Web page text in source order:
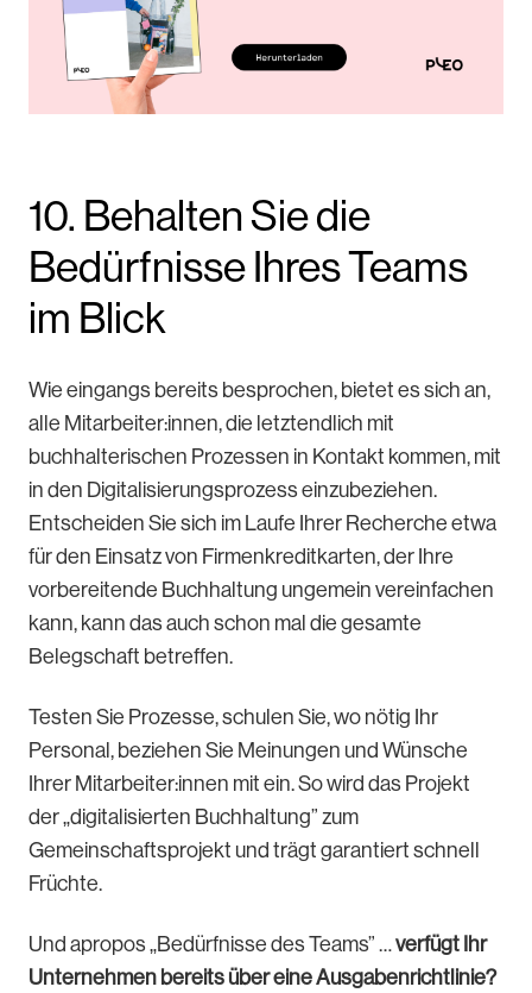
10. Behalten Sie die
Bedürfnisse Ihres Teams
im Blick
Wie eingangs bereits besprochen, bietet es sich an,
alle Mitarbeiter:innen, die letztendlich mit
buchhalterischen Prozessen in Kontakt kommen, mit
in den Digitalisierungsprozess einzubeziehen.
Entscheiden Sie sich im Laufe Ihrer Recherche etwa
für den Einsatz von Firmenkreditkarten, der Ihre
vorbereitende Buchhaltung ungemein vereinfachen
kann, kann das auch schon mal die gesamte
Belegschaft betreffen.
Testen Sie Prozesse, schulen Sie, wo nötig Ihr
Personal, beziehen Sie Meinungen und Wünsche
Ihrer Mitarbeiter:innen mit ein. So wird das Projekt
der „digitalisierten Buchhaltung” zum
Gemeinschaftsprojekt und trägt garantiert schnell
Früchte.
Und apropos „Bedürfnisse des Teams” …verfügt Ihr
Unternehmen bereits über eine Ausgabenrichtlinie?